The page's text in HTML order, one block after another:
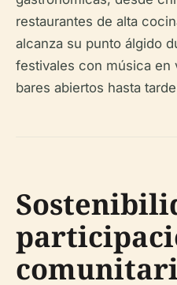
restaurantes de alta
alcanza su punto álgido
festivales con música en
bares abiertos hasta